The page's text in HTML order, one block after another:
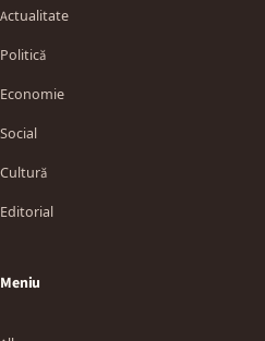
Actualitate
Politică
Economie
Social
Cultură
Editorial
Meniu